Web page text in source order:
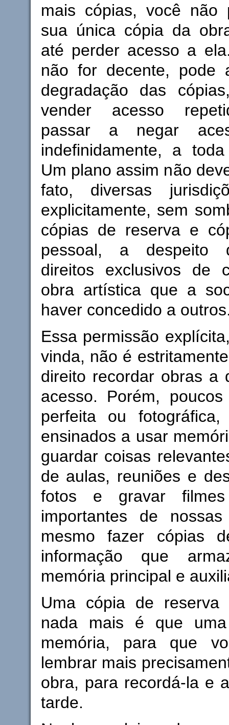
mais cópias, você não
sua única cópia da
até perder acesso a
não for decente, pode
degradação das
vender acesso
passar a negar
indefinidamente, a
Um plano assim não
fato, diversas
explicitamente, sem
cópias de reserva e
pessoal, a despeito
direitos exclusivos de
obra artística que a
haver concedido a
Essa permissão
vinda, não é
direito recordar obras a
acesso. Porém,
perfeita ou
ensinados a usar
guardar coisas
de aulas, reuniões e
fotos e gravar
importantes de
mesmo fazer cópias
informação que
memória principal e
Uma cópia de
nada mais é que
memória, para que
lembrar mais
obra, para recordá-la e
tarde.